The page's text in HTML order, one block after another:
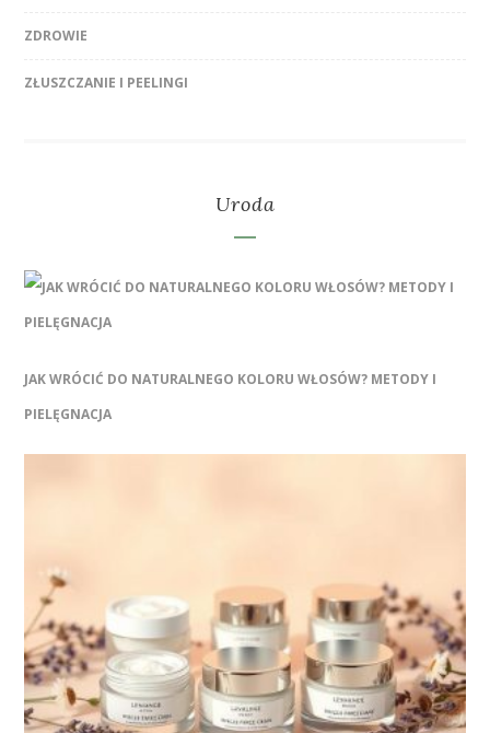
ZDROWIE
ZŁUSZCZANIE I PEELINGI
Uroda
JAK WRÓCIĆ DO NATURALNEGO KOLORU WŁOSÓW? METODY I
PIELĘGNACJA